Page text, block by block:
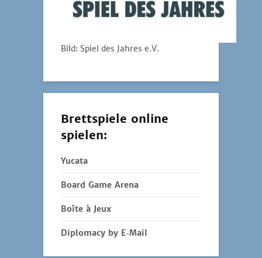
Bild: Spiel des Jahres e.V.
Brettspiele online
spielen:
Yucata
Board Game Arena
Boîte à Jeux
Diplomacy by E‑Mail